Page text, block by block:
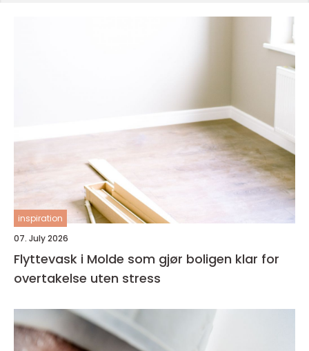
inspiration
07. July 2026
Flyttevask i Molde som gjør boligen klar for
overtakelse uten stress